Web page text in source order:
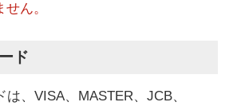
ん。
ド
、VISA、MASTER、JCB、